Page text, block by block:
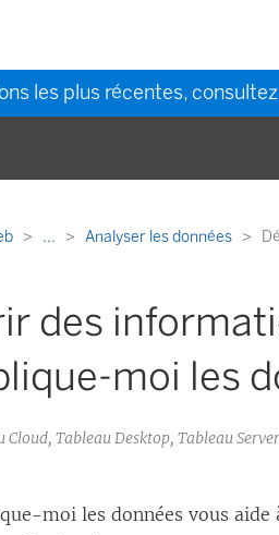
les plus récentes, consultez
... Analyser les données
des
moi les
Cloud, Tableau Desktop, Tableau Server
moi les données vous